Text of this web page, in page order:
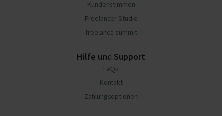
Kundenstimmen
Freelancer Studie
freelance summit
Hilfe und Support
FAQs
Kontakt
Zahlungsoptionen